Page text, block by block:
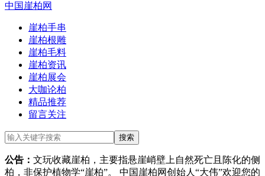
中国崖柏网
崖柏手串
崖柏根雕
崖柏毛料
崖柏资讯
崖柏展会
大咖论柏
精品推荐
留言关注
公告： 文玩收藏崖柏，主要指悬崖峭壁上自然死亡且陈化的侧
柏，非保护植物学“崖柏”。 中国崖柏网创始人“大伟”欢迎您的